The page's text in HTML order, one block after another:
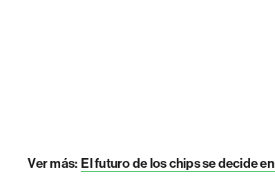
Ver más: El futuro de los chips se decide